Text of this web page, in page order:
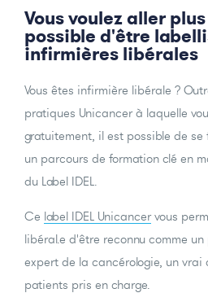
Vous voulez aller
possible d'être
infirmières libérales
Vous êtes infirmière libérale ?
pratiques Unicancer à laquelle
gratuitement, il est possible de
un parcours de formation clé en
du Label IDEL.
Ce label IDEL Unicancervous
libéral.e d'être reconnu comme
expert de la cancérologie, un vrai
patients pris en charge.